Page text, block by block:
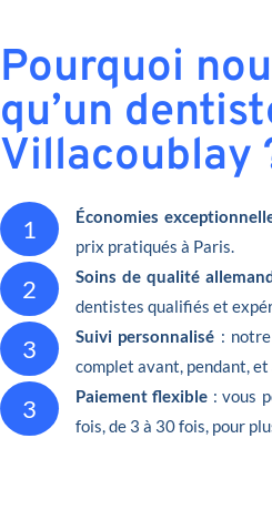
Pourquoi
qu’un
Villacoublay
1 Économies
prix pratiqués à Paris.
2 Soins de qualité
dentistes qualifiés et
3 Suivi personnalisé :
complet avant, pendant,
3 Paiement flexible : vous
fois, de 3 à 30 fois, pour